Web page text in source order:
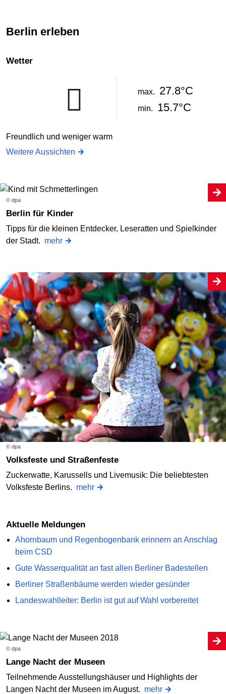
Berlin erleben
Wetter
max. 27.8°C
min. 15.7°C
Freundlich und weniger warm
Weitere Aussichten
© dpa
Berlin für Kinder
Tipps für die kleinen Entdecker, Leseratten und Spielkinder
der Stadt. mehr
© dpa
Volksfeste und Straßenfeste
Zuckerwatte, Karussells und Livemusik: Die beliebtesten
Volksfeste Berlins. mehr
Aktuelle Meldungen
Ahornbaum und Regenbogenbank erinnern an Anschlag
beim CSD
Gute Wasserqualität an fast allen Berliner Badestellen
Berliner Straßenbäume werden wieder gesünder
Landeswahlleiter: Berlin ist gut auf Wahl vorbereitet
© dpa
Lange Nacht der Museen
Teilnehmende Ausstellungshäuser und Highlights der
Langen Nacht der Museen im August. mehr